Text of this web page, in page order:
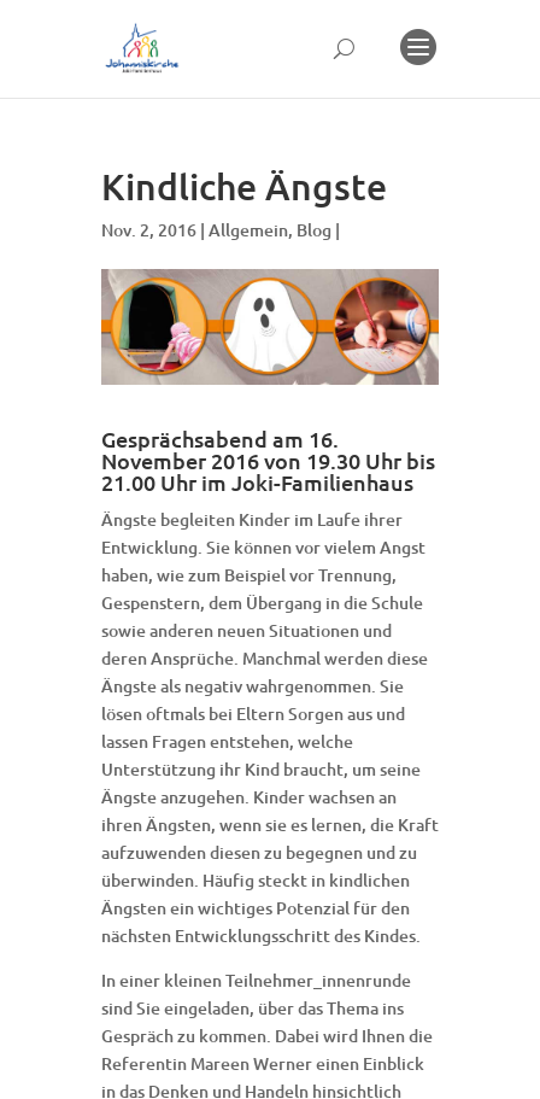
Kindliche Ängste
Nov. 2, 2016 | Allgemein, Blog |
Gesprächsabend am 16.
November 2016 von 19.30 Uhr bis
21.00 Uhr im Joki-Familienhaus
Ängste begleiten Kinder im Laufe ihrer
Entwicklung. Sie können vor vielem Angst
haben, wie zum Beispiel vor Trennung,
Gespenstern, dem Übergang in die Schule
sowie anderen neuen Situationen und
deren Ansprüche. Manchmal werden diese
Ängste als negativ wahrgenommen. Sie
lösen oftmals bei Eltern Sorgen aus und
lassen Fragen entstehen, welche
Unterstützung ihr Kind braucht, um seine
Ängste anzugehen. Kinder wachsen an
ihren Ängsten, wenn sie es lernen, die Kraft
aufzuwenden diesen zu begegnen und zu
überwinden. Häufig steckt in kindlichen
Ängsten ein wichtiges Potenzial für den
nächsten Entwicklungsschritt des Kindes.
In einer kleinen Teilnehmer_innenrunde
sind Sie eingeladen, über das Thema ins
Gespräch zu kommen. Dabei wird Ihnen die
Referentin Mareen Werner einen Einblick
in das Denken und Handeln hinsichtlich